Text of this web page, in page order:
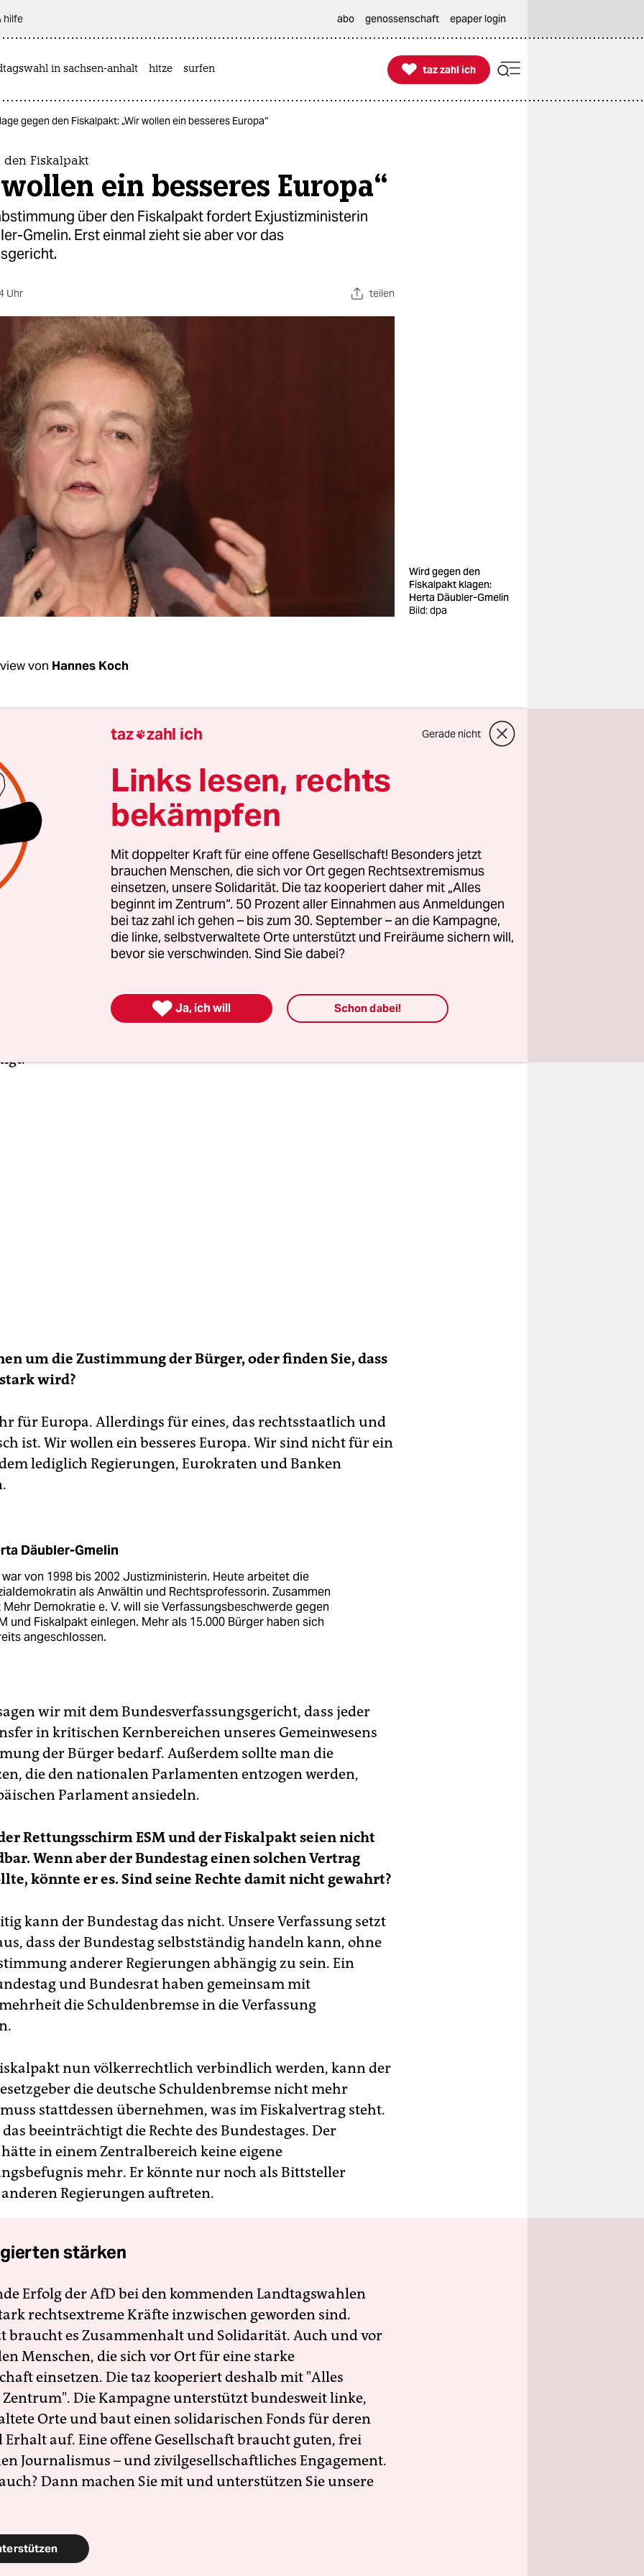
hilfe abo genossenschaft epaper login
in sachsen-anhalt hitze surfen 
taz zahl ich
taz zahl ich
gegen den Fiskalpakt: „Wir wollen ein besseres Europa“
den Fiskalpakt
ein besseres Europa“
über den Fiskalpakt fordert Exjustizministerin
Gmelin. Erst einmal zieht sie aber vor das
Uhr teilen
Wird gegen den
Fiskalpakt klagen:
Herta Däubler-Gmelin
Bild: dpa
von Hannes Koch
eine Klage vor dem Bundesverfassungsgericht
Fiskalpakt und den permanenten
vor. Mit diesen Verträgen verabreden die
ihre Staatshaushalte zu sanieren und einen
zurückzulegen. Was ist daran falsch?
Gmelin:
Wenn es nur so harmlos wäre, wie Sie es
In Wirklichkeit geschieht etwas ganz anderes. Der
und der neue Rettungsschirm ESM werden in
Verträge gegossen, die nicht kündbar sind. Beide
die Haushaltsbefugnisse des Deutschen
und Bürger, deren Verfassungsbeschwerde Professor
und ich vertreten, argumentieren deshalb: Unser Recht,
um die Zustimmung der Bürger, oder finden Sie, dass
wird?
für Europa. Allerdings für eines, das rechtsstaatlich und
ist. Wir wollen ein besseres Europa. Wir sind nicht für ein
lediglich Regierungen, Eurokraten und Banken
Däubler-Gmelin
war von 1998 bis 2002 Justizministerin. Heute arbeitet die
als Anwältin und Rechtsprofessorin. Zusammen
Mehr Demokratie e. V. will sie Verfassungsbeschwerde gegen
und Fiskalpakt einlegen. Mehr als 15.000 Bürger haben sich
angeschlossen.
wir mit dem Bundesverfassungsgericht, dass jeder
in kritischen Kernbereichen unseres Gemeinwesens
der Bürger bedarf. Außerdem sollte man die
die den nationalen Parlamenten entzogen werden,
Parlament ansiedeln.
Rettungsschirm ESM und der Fiskalpakt seien nicht
Wenn aber der Bundestag einen solchen Vertrag
könnte er es. Sind seine Rechte damit nicht gewahrt?
kann der Bundestag das nicht. Unsere Verfassung setzt
dass der Bundestag selbstständig handeln kann, ohne
anderer Regierungen abhängig zu sein. Ein
und Bundesrat haben gemeinsam mit
die Schuldenbremse in die Verfassung
nun völkerrechtlich verbindlich werden, kann der
die deutsche Schuldenbremse nicht mehr
stattdessen übernehmen, was im Fiskalvertrag steht.
beeinträchtigt die Rechte des Bundestages. Der
in einem Zentralbereich keine eigene
mehr. Er könnte nur noch als Bittsteller
Regierungen auftreten.
stärken
Erfolg der AfD bei den kommenden Landtagswahlen
rechtsextreme Kräfte inzwischen geworden sind.
braucht es Zusammenhalt und Solidarität. Auch und vor
Menschen, die sich vor Ort für eine starke
einsetzen. Die taz kooperiert deshalb mit "Alles
Die Kampagne unterstützt bundesweit linke,
Orte und baut einen solidarischen Fonds für deren
Erhalt auf. Eine offene Gesellschaft braucht guten, frei
Journalismus – und zivilgesellschaftliches Engagement.
Dann machen Sie mit und unterstützen Sie unsere
taz zahl ich Gerade nicht
Links lesen, rechts
bekämpfen
Mit doppelter Kraft für eine offene Gesellschaft! Besonders jetzt
brauchen Menschen, die sich vor Ort gegen Rechtsextremismus
einsetzen, unsere Solidarität. Die taz kooperiert daher mit „Alles
beginnt im Zentrum“. 50 Prozent aller Einnahmen aus Anmeldungen
bei taz zahl ich gehen – bis zum 30. September – an die Kampagne,
die linke, selbstverwaltete Orte unterstützt und Freiräume sichern will,
bevor sie verschwinden. Sind Sie dabei?
 Ja, ich will Schon dabei!